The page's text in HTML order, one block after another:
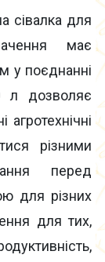
сівалка для
має
у поєднанні
л дозволяє
різними
перед
для різних
для тих,